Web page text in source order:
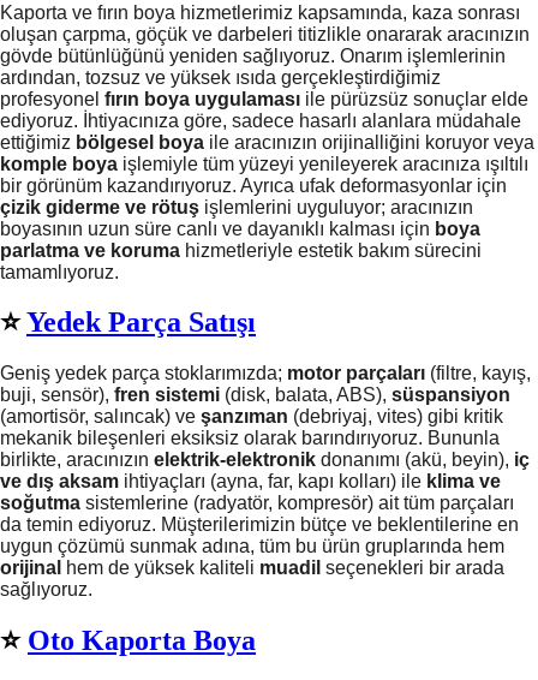
Kaporta ve fırın boya hizmetlerimiz kapsamında, kaza sonrası
oluşan çarpma, göçük ve darbeleri titizlikle onararak aracınızın
gövde bütünlüğünü yeniden sağlıyoruz. Onarım işlemlerinin
ardından, tozsuz ve yüksek ısıda gerçekleştirdiğimiz
profesyonel fırın boya uygulaması ile pürüzsüz sonuçlar elde
ediyoruz. İhtiyacınıza göre, sadece hasarlı alanlara müdahale
ettiğimiz bölgesel boya ile aracınızın orijinalliğini koruyor veya
komple boya işlemiyle tüm yüzeyi yenileyerek aracınıza ışıltılı
bir görünüm kazandırıyoruz. Ayrıca ufak deformasyonlar için
çizik giderme ve rötuş işlemlerini uyguluyor; aracınızın
boyasının uzun süre canlı ve dayanıklı kalması için boya
parlatma ve koruma hizmetleriyle estetik bakım sürecini
tamamlıyoruz.
⭐️Yedek Parça Satışı
Geniş yedek parça stoklarımızda; motor parçaları (filtre, kayış,
buji, sensör), fren sistemi (disk, balata, ABS), süspansiyon
(amortisör, salıncak) ve şanzıman (debriyaj, vites) gibi kritik
mekanik bileşenleri eksiksiz olarak barındırıyoruz. Bununla
birlikte, aracınızın elektrik-elektronik donanımı (akü, beyin), iç
ve dış aksam ihtiyaçları (ayna, far, kapı kolları) ile klima ve
soğutma sistemlerine (radyatör, kompresör) ait tüm parçaları
da temin ediyoruz. Müşterilerimizin bütçe ve beklentilerine en
uygun çözümü sunmak adına, tüm bu ürün gruplarında hem
orijinal hem de yüksek kaliteli muadil seçenekleri bir arada
sağlıyoruz.
⭐️ Oto Kaporta Boya